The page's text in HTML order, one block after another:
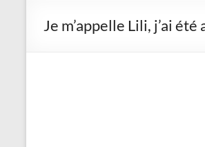
Je m’appelle Lili, j’ai